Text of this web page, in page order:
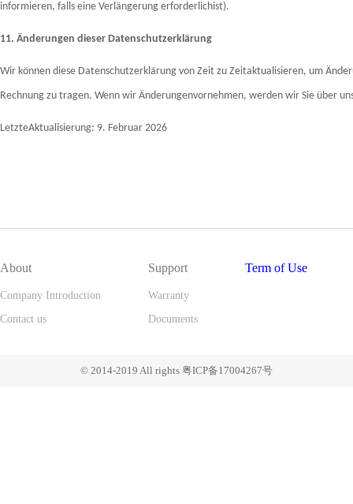
informieren, falls eine Verlängerung erforderlichist).
11. Änderungen dieser Datenschutzerklärung
Wir können diese Datenschutzerklärung von Zeit zu Zeitaktualisieren, um
Rechnung zu tragen. Wenn wir Änderungenvornehmen, werden wir Sie über
LetzteAktualisierung: 9. Februar 2026
About
Company Introduction
Contact us
Support
Warranty
Documents
Term of Use
© 2014-2019 All rights 粤ICP备17004267号